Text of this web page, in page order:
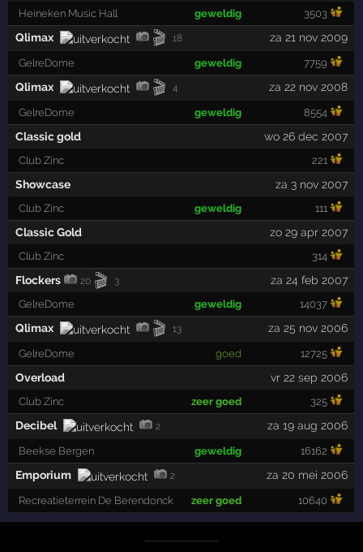
Heineken Music Hall geweldig 3503
Qlimax 🎬 18 za 21 nov 2009
GelreDome geweldig 7759
Qlimax 🎬 4 za 22 nov 2008
GelreDome geweldig 8554
Classic gold wo 26 dec 2007
Club Zinc 221
Showcase za 3 nov 2007
Club Zinc geweldig 111
Classic Gold zo 29 apr 2007
Club Zinc 314
Flockers 20 🎬 3 za 24 feb 2007
GelreDome geweldig 14037
Qlimax 🎬 13 za 25 nov 2006
GelreDome goed 12725
Overload vr 22 sep 2006
Club Zinc zeer goed 325
Decibel 2 za 19 aug 2006
Beekse Bergen geweldig 16162
Emporium 2 za 20 mei 2006
Recreatieterrein De Berendonck zeer goed 10640